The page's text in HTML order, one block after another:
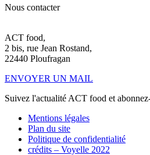
Nous contacter
ACT food,
2 bis, rue Jean Rostand,
22440 Ploufragan
ENVOYER UN MAIL
Suivez l'actualité ACT food et
Mentions légales
Plan du site
Politique de confidentialité
crédits – Voyelle 2022